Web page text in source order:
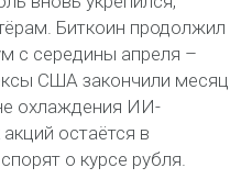
Биткоин продолжил
с середины апреля –
США закончили месяц
охлаждения ИИ-
остаётся в
о курсе рубля.